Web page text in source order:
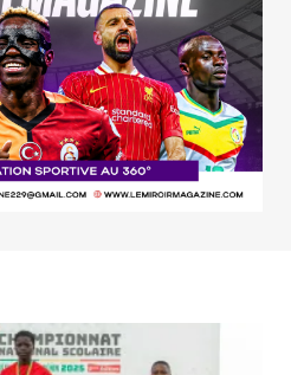
mon e-mail et mon
pour mon prochain